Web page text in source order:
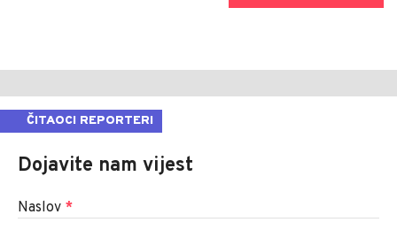
ČITAOCI REPORTERI
Dojavite nam vijest
Naslov *